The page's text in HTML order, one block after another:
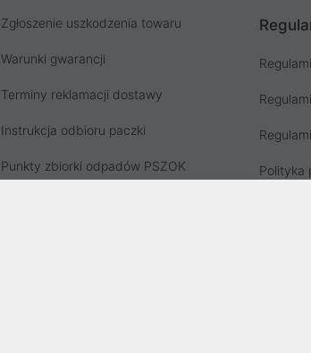
Zgłoszenie uszkodzenia towaru
Warunki gwarancji
Terminy reklamacji dostawy
Instrukcja odbioru paczki
Punkty zbiorki odpadów PSZOK Polityka